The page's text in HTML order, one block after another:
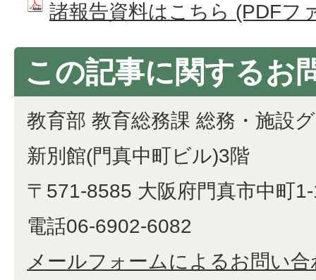
諸報告資料はこちら (PDFフ
この記事に関するお
教育部 教育総務課 総務・施設
新別館(門真中町ビル)3階
〒571-8585 大阪府門真市中町
電話06-6902-6082
メールフォームによるお問い合